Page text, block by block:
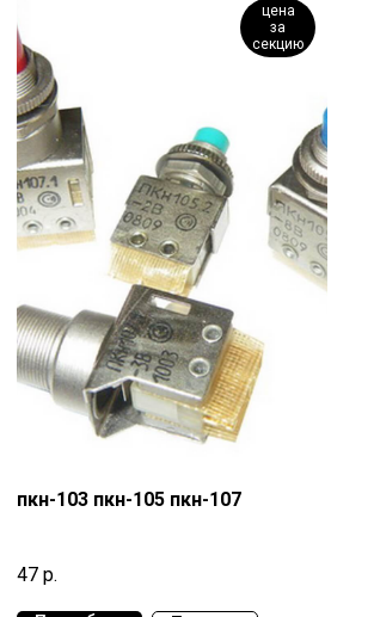
цена
за
секцию
пкн-103 пкн-105 пкн-107
47 р.